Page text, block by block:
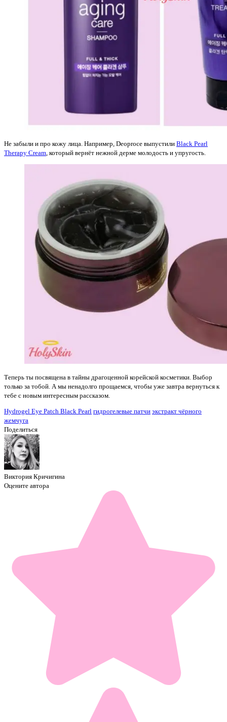
Не забыли и про кожу лица. Например, Deoproce выпустили Black Pearl
Therapy Cream , который вернёт нежной дерме молодость и упругость.
Теперь ты посвящена в тайны драгоценной корейской косметики. Выбор
только за тобой. А мы ненадолго прощаемся, чтобы уже завтра вернуться к
тебе с новым интересным рассказом.
Hydrogel Eye Patch Black Pearl гидрогелевые патчи экстракт чёрного
жемчуга
Поделиться
Виктория Кричигина
Оцените автора